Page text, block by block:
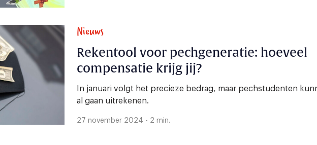
Nieuws
Rekentool voor pechgeneratie: hoeveel
compensatie krijg jij?
In januari volgt het precieze bedrag, maar pechstudenten
al gaan uitrekenen.
27 november 2024 - 2 min.